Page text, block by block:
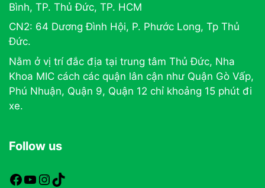
Bình, TP. Thủ Đức, TP. HCM
CN2: 64 Dương Đình Hội, P. Phước Long, Tp Thủ
Đức.
Nằm ở vị trí đắc địa tại trung tâm Thủ Đức, Nha
Khoa MIC cách các quận lân cận như Quận Gò Vấp,
Phú Nhuận, Quận 9, Quận 12 chỉ khoảng 15 phút đi
xe.
Follow us
https://www.facebook.com/nhakhoamic
https://www.youtube.com
https://www.instagram.com